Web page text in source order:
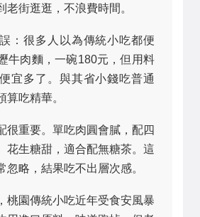
老街逛逛，不浪費時間。
：很多人以為傳統小吃都便
牛肉麵，一碗180元，但用料
宜多了。與其省小錢吃普通
算吃精華。
很重要。單吃肉圓會膩，配四
花生糖甜，適合配無糖茶。這
忽略，結果吃不出層次感。
桃園傳統小吃近年受食安風暴